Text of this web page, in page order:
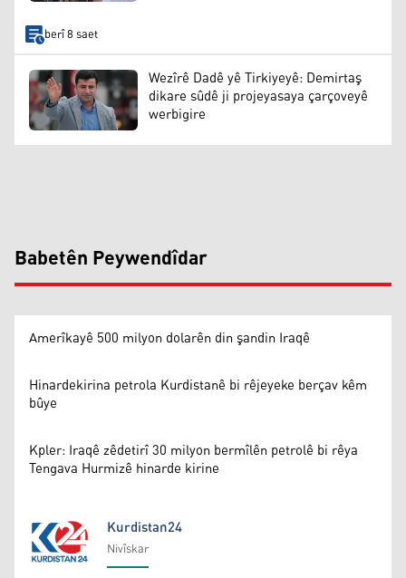
berî 8 saet
Wezîrê Dadê yê Tirkiyeyê: Demirtaş
dikare sûdê ji projeyasaya çarçoveyê
werbigire
Babetên Peywendîdar
Amerîkayê 500 milyon dolarên din şandin Iraqê
Hinardekirina petrola Kurdistanê bi rêjeyeke berçav kêm
bûye
Kpler: Iraqê zêdetirî 30 milyon bermîlên petrolê bi rêya
Tengava Hurmizê hinarde kirine
Kurdistan24
Nivîskar